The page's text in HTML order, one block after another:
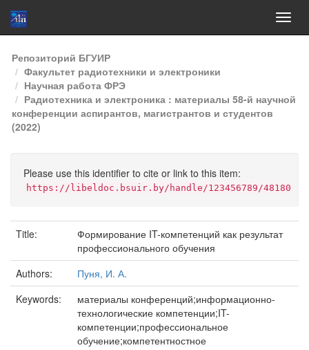
Skip
navigation
Репозиторий БГУИР
Факультет радиотехники и электроники
Научная работа ФРЭ
Радиотехника и электроника : материалы 58-й научной
конференции аспирантов, магистрантов и студентов
(2022)
Please use this identifier to cite or link to this item:
https://libeldoc.bsuir.by/handle/123456789/48180
Title:
Формирование IT-компетенций как результат
профессионального обучения
Authors:
Пуня, И. А.
Keywords:
материалы конференций;информационно-
технологические компетенции;IT-
компетенции;профессиональное
обучение;компетентностное